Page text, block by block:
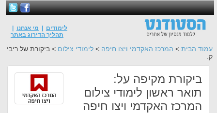
לימודים מי אנחנו
תהליך הדירוג באתר
עמוד הבית > המרכז האקדמי ויצו חיפה > לימודי צילום > ביקורת של ריבי
ק.
ביקורת מקיפה על:
תואר ראשון לימודי צילום
המרכז האקדמי ויצו חיפה